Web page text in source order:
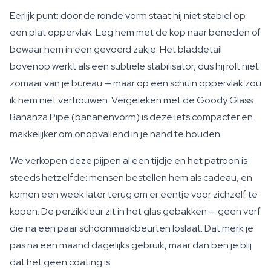
Eerlijk punt: door de ronde vorm staat hij niet stabiel op
een plat oppervlak. Leg hem met de kop naar beneden of
bewaar hem in een gevoerd zakje. Het bladdetail
bovenop werkt als een subtiele stabilisator, dus hij rolt niet
zomaar van je bureau — maar op een schuin oppervlak zou
ik hem niet vertrouwen. Vergeleken met de Goody Glass
Bananza Pipe (bananenvorm) is deze iets compacter en
makkelijker om onopvallend in je hand te houden.
We verkopen deze pijpen al een tijdje en het patroon is
steeds hetzelfde: mensen bestellen hem als cadeau, en
komen een week later terug om er eentje voor zichzelf te
kopen. De perzikkleur zit in het glas gebakken — geen verf
die na een paar schoonmaakbeurten loslaat. Dat merk je
pas na een maand dagelijks gebruik, maar dan ben je blij
dat het geen coating is.